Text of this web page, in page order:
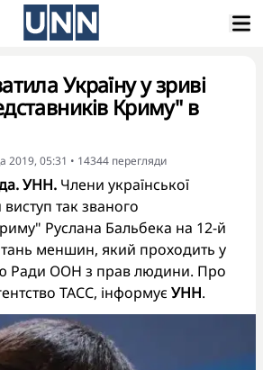
Україну у зриві
Криму" в
2019, 05:31 • 14344 перегляди
УНН. Члени української
виступ так званого
Руслана Бальбека на 12-й
меншин, який проходить у
Ради ООН з прав людини. Про
ТАСС, інформує УНН.